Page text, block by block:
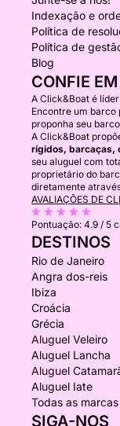
Indexação e
Política de
Política de
Blog
CONFIE
A Click&Boat é
Encontre um barco
proponha seu
A Click&Boat
rígidos, barcaças,
seu aluguel com
proprietário do
diretamente
AVALIAÇÕES DE
Pontuação: 4.9 / 5
DESTINOS
Rio de Janeiro
Angra dos-reis
Ibiza
Croácia
Grécia
Aluguel Veleiro
Aluguel Lancha
Aluguel
Aluguel Iate
Todas as marcas
SIGA-NOS